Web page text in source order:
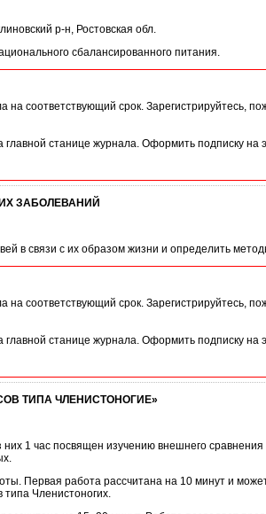
р-н, Ростовская обл.
сбалансированного питания.
на соответствующий срок. Зарегистрируйтесь,
станице журнала. Оформить подписку
ЗАБОЛЕВАНИЙ
в связи с их образом жизни и определить
на соответствующий срок. Зарегистрируйтесь,
станице журнала. Оформить подписку
ТИПА ЧЛЕНИСТОНОГИЕ»
1 час посвящен изучению внешнего
Первая работа рассчитана на 10 минут и
Членистоногих.